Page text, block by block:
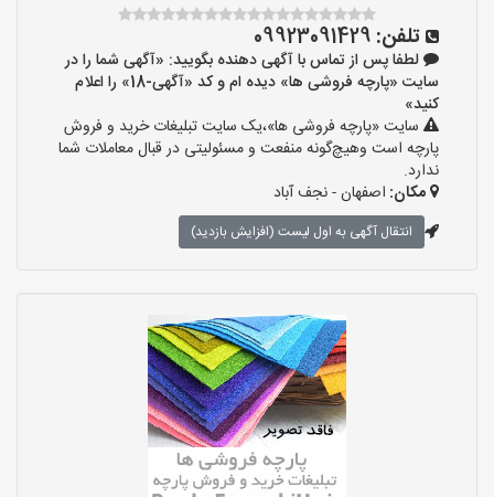
تلفن: 09923091429
لطفا پس از تماس با آگهی دهنده بگویید: «آگهی شما را در
سایت «پارچه فروشی ها» دیده ام و کد «آگهی-18» را اعلام
کنید»
سایت «پارچه فروشی ها»،یک سایت تبلیغات خرید و فروش
پارچه است وهیچ‌گونه منفعت و مسئولیتی در قبال معاملات شما
ندارد.
مکان: اصفهان - نجف‌ آباد
انتقال آگهی به اول لیست (افزایش بازدید)